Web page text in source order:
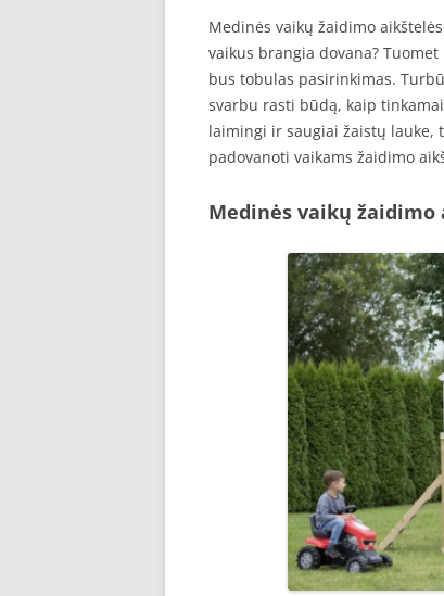
Medinės vaikų žaidimo
vaikus brangia dovana?
bus tobulas pasirinkimas.
svarbu rasti būdą, kaip
laimingi ir saugiai žaistų lauke,
padovanoti vaikams žaidimo
Medinės vaikų žaidimo